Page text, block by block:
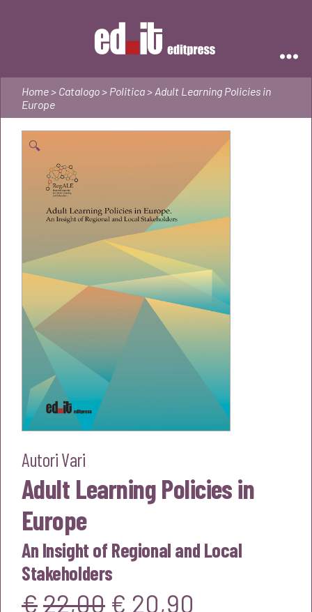
Home> Catalogo> Politica> Adult Learning Policies in
Europe
🔍
Autori Vari
Adult Learning Policies in
Europe
An Insight of Regional and Local
Stakeholders
€22,00 Il
€ 20,90